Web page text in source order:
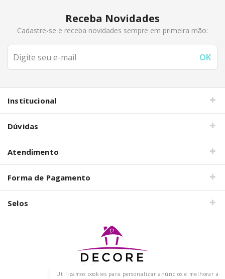
Receba Novidades
Cadastre-se e receba novidades sempre em primeira mão:
Institucional
Dúvidas
Atendimento
Forma de Pagamento
Selos
Utilizamos cookies para personalizar anúncios e melhorar a